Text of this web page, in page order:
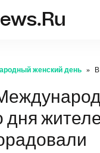
женский день
дня